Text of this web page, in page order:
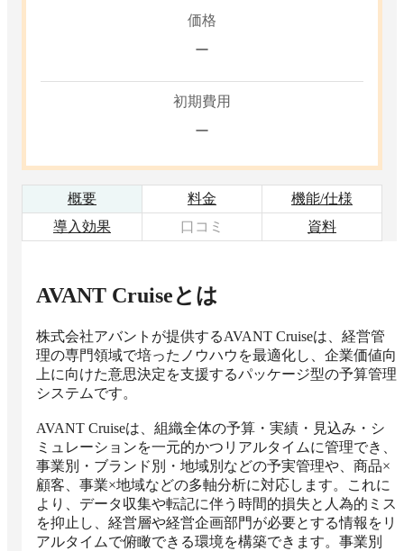
価格
ー
初期費用
ー
概要 料金
機能/仕様
導入効果
口コミ 資料
AVANT Cruiseとは
株式会社アバントが提供するAVANT Cruiseは、経営管
理の専門領域で培ったノウハウを最適化し、企業価値向
上に向けた意思決定を支援するパッケージ型の予算管理
システムです。
AVANT Cruiseは、組織全体の予算・実績・見込み・シ
ミュレーションを一元的かつリアルタイムに管理でき、
事業別・ブランド別・地域別などの予実管理や、商品×
顧客、事業×地域などの多軸分析に対応します。これに
より、データ収集や転記に伴う時間的損失と人為的ミス
を抑止し、経営層や経営企画部門が必要とする情報をリ
アルタイムで俯瞰できる環境を構築できます。事業別